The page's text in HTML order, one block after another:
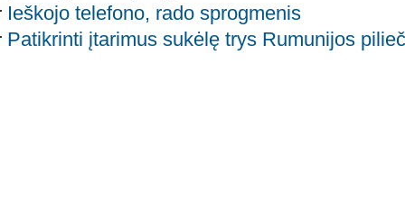
Ieškojo telefono, rado sprogmenis
Patikrinti įtarimus sukėlę trys Rumunijos